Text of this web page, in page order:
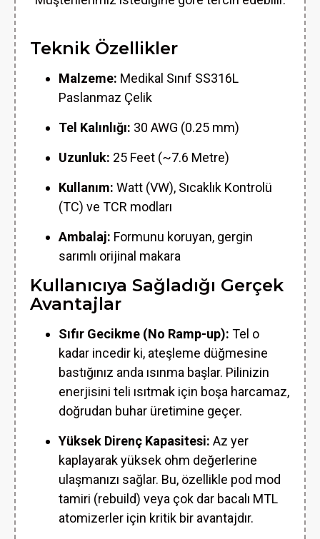
Teknik Özellikler
Malzeme: Medikal Sınıf SS316L
Paslanmaz Çelik
Tel Kalınlığı: 30 AWG (0.25 mm)
Uzunluk: 25 Feet (~7.6 Metre)
Kullanım: Watt (VW), Sıcaklık Kontrolü
(TC) ve TCR modları
Ambalaj: Formunu koruyan, gergin
sarımlı orijinal makara
Kullanıcıya Sağladığı Gerçek
Avantajlar
Sıfır Gecikme (No Ramp-up): Tel o
kadar incedir ki, ateşleme düğmesine
bastığınız anda ısınma başlar. Pilinizin
enerjisini teli ısıtmak için boşa harcamaz,
doğrudan buhar üretimine geçer.
Yüksek Direnç Kapasitesi: Az yer
kaplayarak yüksek ohm değerlerine
ulaşmanızı sağlar. Bu, özellikle pod mod
tamiri (rebuild) veya çok dar bacalı MTL
atomizerler için kritik bir avantajdır.